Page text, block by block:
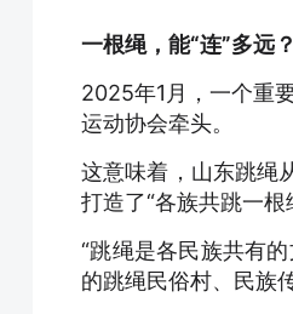
一根绳，能“连”多远？
2025年1月，一个重
运动协会牵头。
这意味着，山东跳绳
打造了“各族共跳一根
“跳绳是各民族共有
的跳绳民俗村、民族